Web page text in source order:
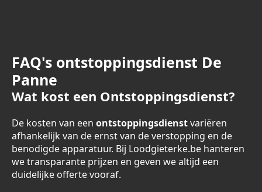
FAQ's ontstoppingsdienst De
Panne
Wat kost een Ontstoppingsdienst?
De kosten van een ontstoppingsdienstvariëren
afhankelijk van de ernst van de verstopping en de
benodigde apparatuur. Bij Loodgieterke.be hanteren
we transparante prijzen en geven we altijd een
duidelijke offerte vooraf.